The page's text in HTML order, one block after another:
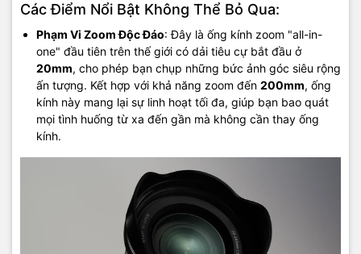
Các Điểm Nổi Bật Không Thể Bỏ Qua:
Phạm Vi Zoom Độc Đáo: Đây là ống kính zoom "all-in-
one" đầu tiên trên thế giới có dải tiêu cự bắt đầu ở
20mm, cho phép bạn chụp những bức ảnh góc siêu rộng
ấn tượng. Kết hợp với khả năng zoom đến 200mm, ống
kính này mang lại sự linh hoạt tối đa, giúp bạn bao quát
mọi tình huống từ xa đến gần mà không cần thay ống
kính.